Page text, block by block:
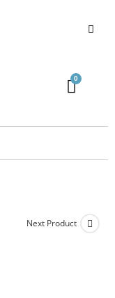
Next Product